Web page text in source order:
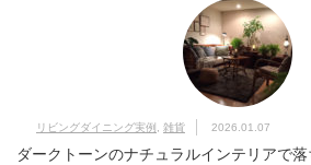
リビングダイニング実例 雑貨 2026.01.07
ダークトーンのナチュラルインテリアで